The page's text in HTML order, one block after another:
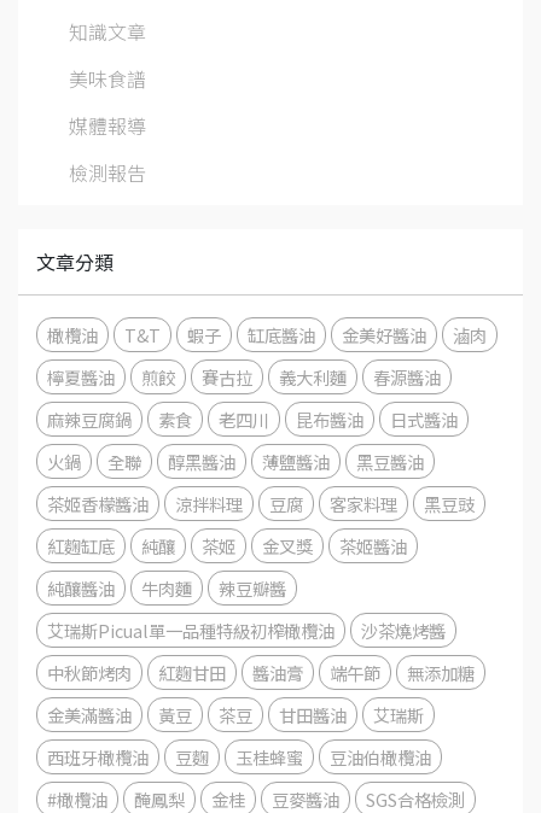
知識文章
美味食譜
媒體報導
檢測報告
文章分類
橄欖油 T&T 蝦子 缸底醬油 金美好醬油
滷肉
檸夏醬油
煎餃 賽古拉 義大利麵
春源醬油
麻辣豆腐鍋
素食 老四川 昆布醬油
日式醬油
火鍋
全聯 醇黑醬油 薄鹽醬油
黑豆醬油
茶姬香檬醬油
涼拌料理 豆腐 客家料理
黑豆豉
紅麴缸底
純釀 茶姬 金叉獎
茶姬醬油
純釀醬油
牛肉麵
辣豆瓣醬
艾瑞斯Picual單一品種特級初榨橄欖油
沙茶燒烤醬
中秋節烤肉
紅麴甘田 醬油膏 端午節
無添加糖
金美滿醬油
黃豆 茶豆 甘田醬油
艾瑞斯
西班牙橄欖油
豆麴 玉桂蜂蜜
豆油伯橄欖油
#橄欖油
醃鳳梨 金桂 豆麥醬油
SGS合格檢測